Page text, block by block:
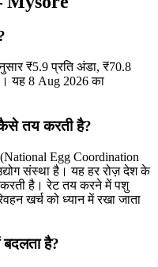
₹5.9 प्रति अंडा, ₹70.8
यह 8 Aug 2026 का
तय करती है?
(National Egg Coordination
संस्था है। यह हर रोज़ देश के
है। रेट तय करने में पशु
खर्च को ध्यान में रखा जाता
है?